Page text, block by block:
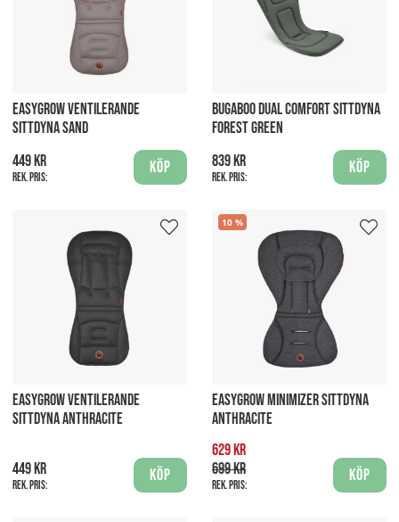
EASYGROW VENTILERANDE
SITTDYNA SAND
449 kr
Rek. pris:
Köp
BUGABOO DUAL COMFORT SITTDYNA
FOREST GREEN
839 kr
Rek. pris:
Köp
EASYGROW VENTILERANDE
SITTDYNA ANTHRACITE
449 kr
Rek. pris:
Köp
10
EASYGROW MINIMIZER SITTDYNA
ANTHRACITE
629 kr
699 kr
Rek. pris:
Köp